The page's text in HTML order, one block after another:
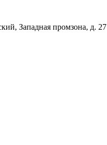
Западная промзона, д. 27